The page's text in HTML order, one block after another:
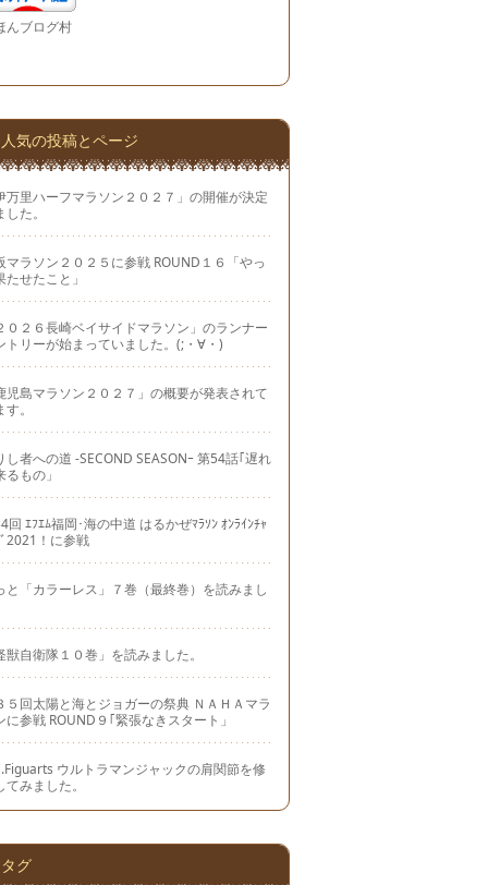
んブログ村
人気の投稿とページ
万里ハーフマラソン２０２７」の開催が決定
した。
マラソン２０２５に参戦 ROUND１６「やっ
たせたこと」
０２６長崎ベイサイドマラソン」のランナー
トリーが始まっていました。(;・∀・)
児島マラソン２０２７」の概要が発表されて
。
し者への道 -SECOND SEASONｰ 第54話｢遅れ
るもの」
回 ｴﾌｴﾑ福岡･海の中道 はるかぜﾏﾗｿﾝ ｵﾝﾗｲﾝﾁｬ
2021！に参戦
と「カラーレス」７巻（最終巻）を読みまし
獣自衛隊１０巻」を読みました。
５回太陽と海とジョガーの祭典 ＮＡＨＡマラ
に参戦 ROUND９｢緊張なきスタート」
ウルトラマンジャックの肩関節を修
てみました。
タグ